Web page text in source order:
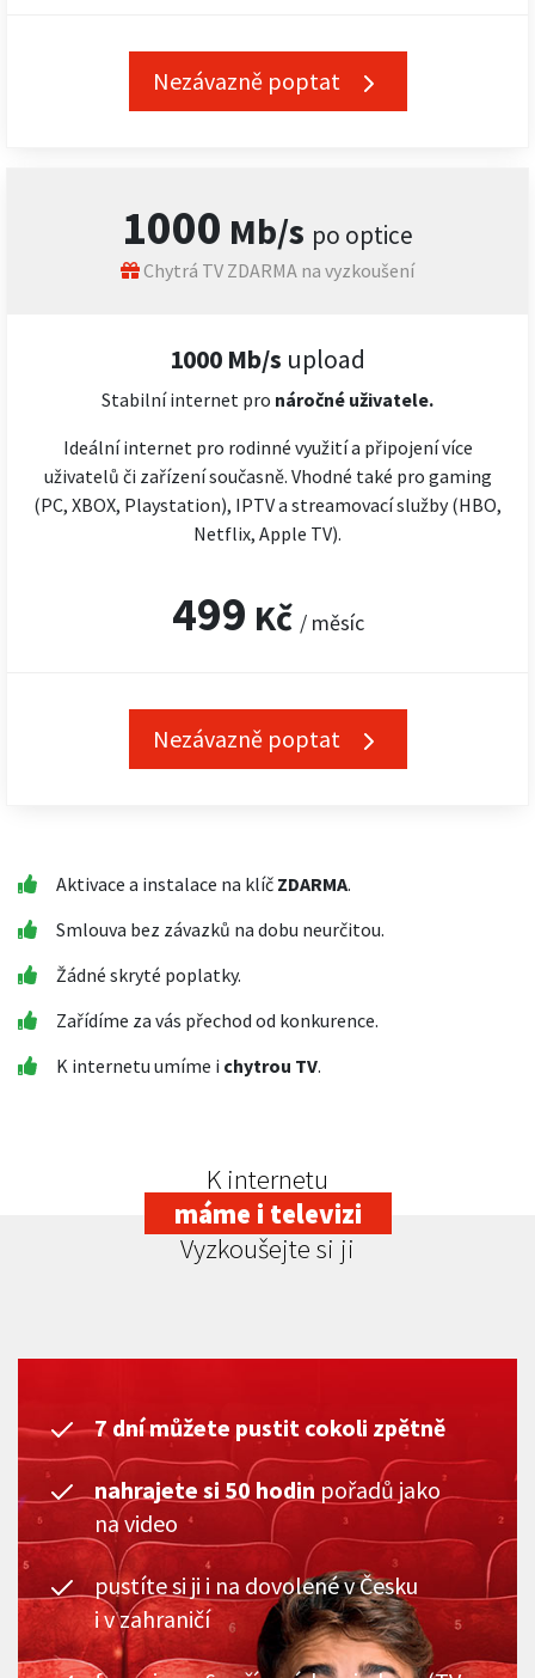
Nezávazně poptat
1000 Mb/s po optice
Chytrá TV ZDARMA na vyzkoušení
1000 Mb/s upload
Stabilní internet pro náročné uživatele.
Ideální internet pro rodinné využití a připojení více
uživatelů či zařízení současně. Vhodné také pro gaming
(PC, XBOX, Playstation), IPTV a streamovací služby (HBO,
Netflix, Apple TV).
499 Kč / měsíc
Nezávazně poptat
Aktivace a instalace na klíč ZDARMA.
Smlouva bez závazků na dobu neurčitou.
Žádné skryté poplatky.
Zařídíme za vás přechod od konkurence.
K internetu umíme i chytrou TV.
K internetu
máme i televizi
Vyzkoušejte si ji
7 dní můžete pustit cokoli zpětně
nahrajete si 50 hodin pořadů jako
na video
pustíte si ji i na dovolené v Česku
i v zahraničí